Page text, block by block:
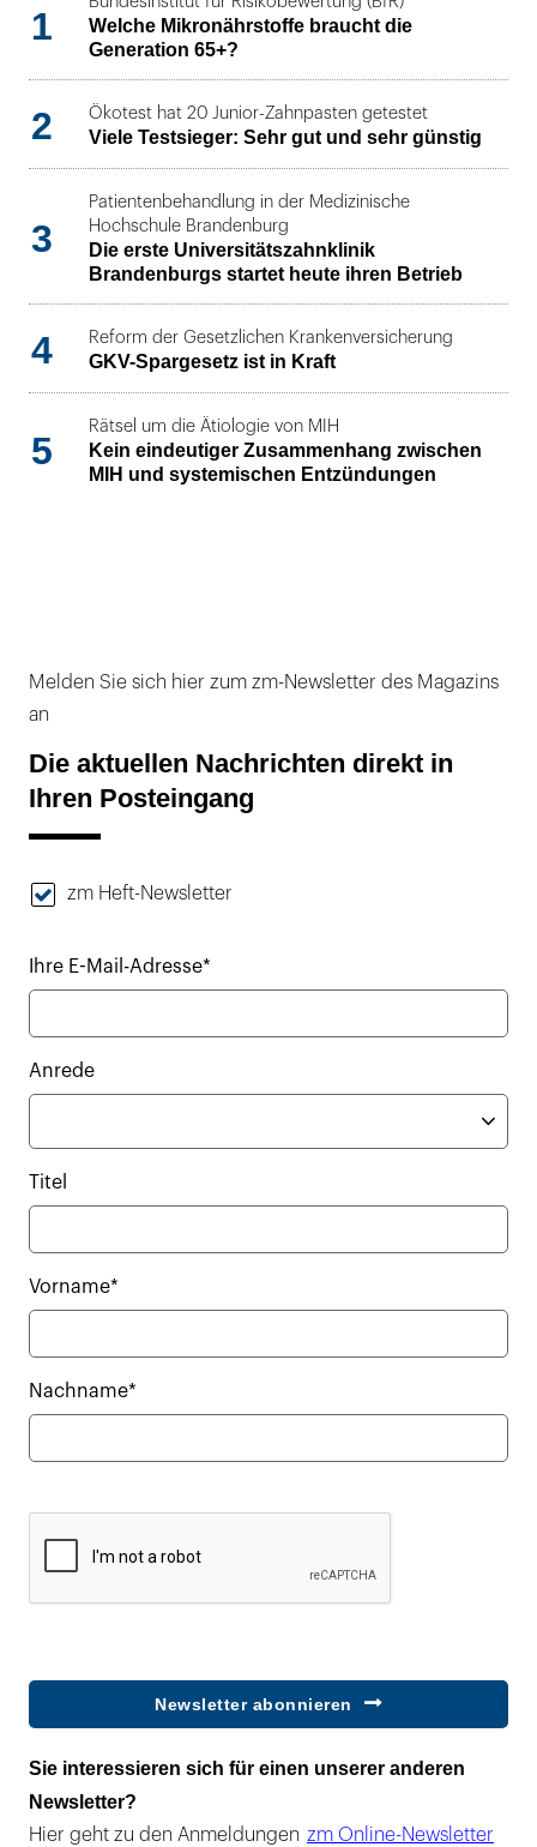
1
Welche Mikronährstoffe braucht die
Generation 65+?
2 Ökotest hat 20 Junior-Zahnpasten getestet
Viele Testsieger: Sehr gut und sehr günstig
3
Patientenbehandlung in der Medizinische
Hochschule Brandenburg
Die erste Universitätszahnklinik
Brandenburgs startet heute ihren Betrieb
4 Reform der Gesetzlichen Krankenversicherung
GKV-Spargesetz ist in Kraft
5
Rätsel um die Ätiologie von MIH
Kein eindeutiger Zusammenhang zwischen
MIH und systemischen Entzündungen
Melden Sie sich hier zum zm-Newsletter des Magazins
an
Die aktuellen Nachrichten direkt in
Ihren Posteingang
zm Heft-Newsletter
Ihre E-Mail-Adresse*
Anrede
Titel
Vorname*
Nachname*
Newsletter abonnieren
Sie interessieren sich für einen unserer anderen
Newsletter?
Hier geht zu den Anmeldungen zm Online-Newsletter